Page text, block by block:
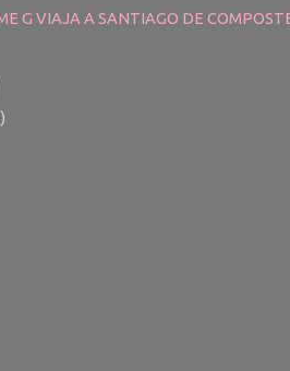
G VIAJA A SANTIAGO DE